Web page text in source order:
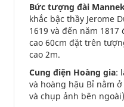
Bức tượng đài
khắc bậc thầy Jerome
1619 và đến năm
cao 60cm đặt trên
cao 2m.
Cung điện Hoàng gia:
và hoàng hậu Bỉ nằm
và chụp ảnh bên